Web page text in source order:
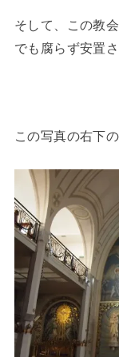
そして、この教
でも腐らず安置
この写真の右下